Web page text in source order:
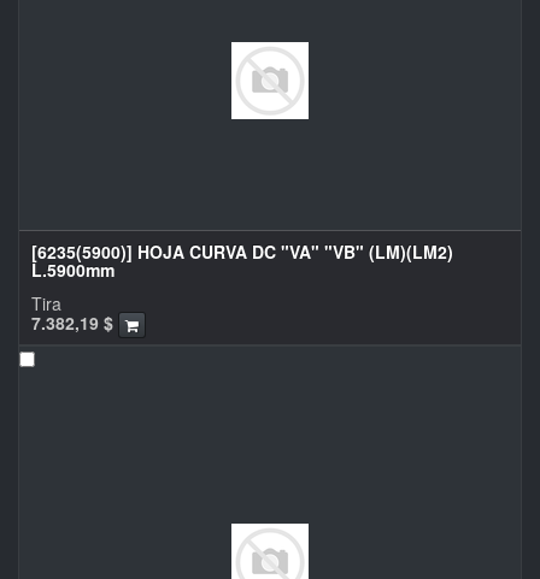
[6235(5900)] HOJA CURVA DC "VA" "VB" (LM)(LM2)
L.5900mm
7.382,19 $
Tira